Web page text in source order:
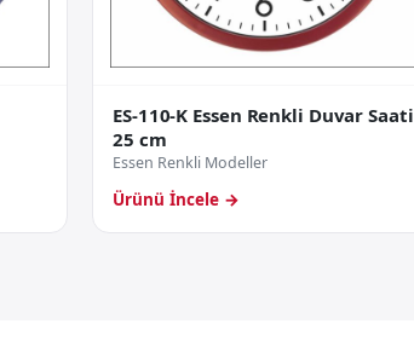
ES-110-K Essen Renkli Duvar Saati
25 cm
Essen Renkli Modeller
Ürünü İncele →